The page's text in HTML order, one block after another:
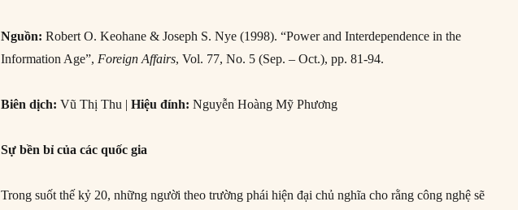
Nguồn: Robert O. Keohane & Joseph S. Nye (1998). “Power and Interdependence in the
Information Age”, Foreign Affairs, Vol. 77, No. 5 (Sep. – Oct.), pp. 81-94.
Biên dịch: Vũ Thị Thu |Hiệu đính: Nguyễn Hoàng Mỹ Phương
Sự bền bỉ của các quốc gia
Trong suốt thế kỷ 20, những người theo trường phái hiện đại chủ nghĩa cho rằng công nghệ sẽ